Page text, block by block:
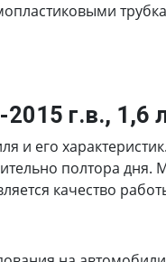
г.в., 1,6
и его
полтора
качество